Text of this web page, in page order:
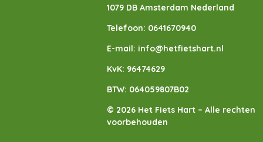
1079 DB Amsterdam Nederland
Telefoon: 0641670940
E-mail: info@hetfietshart.nl
KvK: 96474629
BTW: 064059807B02
© 2026 Het Fiets Hart – Alle rechten
voorbehouden